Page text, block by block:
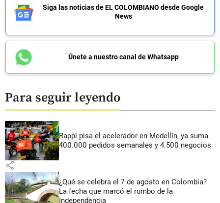
Siga las noticias de EL COLOMBIANO desde Google
News
Únete a nuestro canal de Whatsapp
Para seguir leyendo
Rappi pisa el acelerador en Medellín, ya suma
400.000 pedidos semanales y 4.500 negocios
share
¿Qué se celebra el 7 de agosto en Colombia?
La fecha que marcó el rumbo de la
Independencia